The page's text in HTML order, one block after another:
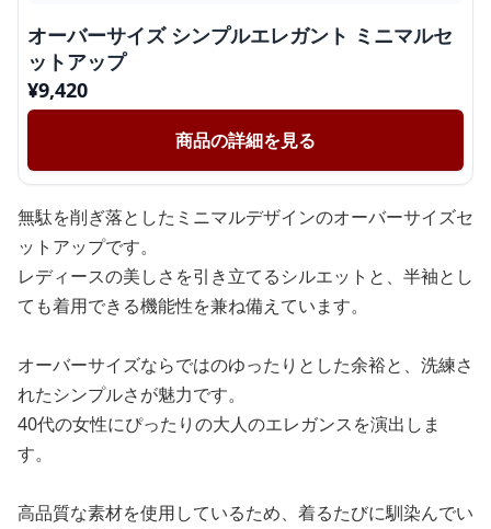
オーバーサイズ シンプルエレガント ミニマルセ
ットアップ
¥9,420
商品の詳細を見る
無駄を削ぎ落としたミニマルデザインのオーバーサイズセ
ットアップです。
レディースの美しさを引き立てるシルエットと、半袖とし
ても着用できる機能性を兼ね備えています。
オーバーサイズならではのゆったりとした余裕と、洗練さ
れたシンプルさが魅力です。
40代の女性にぴったりの大人のエレガンスを演出しま
す。
高品質な素材を使用しているため、着るたびに馴染んでい